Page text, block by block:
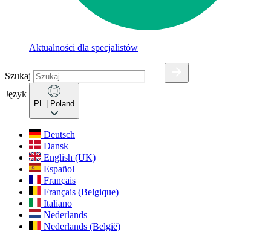
Aktualności dla specjalistów
Szukaj
Język
PL | Poland
Deutsch
Dansk
English (UK)
Español
Français
Français (Belgique)
Italiano
Nederlands
Nederlands (België)